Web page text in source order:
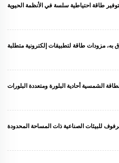
لتوفير طاقة احتياطية سلسة في الأنظمة الحيوية
به، مزودات طاقة لتطبيقات إلكترونية متطلبة
الشمسية أحادية البلورة ومتعددة البلورات
للبيئات الصناعية ذات المساحة المحدودة